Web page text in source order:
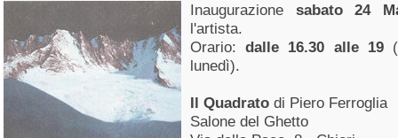
Inaugurazione sabato 24
l'artista.
Orario:dalle 16.30 alle 19
lunedì).
Il Quadrato di Piero Ferroglia
Salone del Ghetto